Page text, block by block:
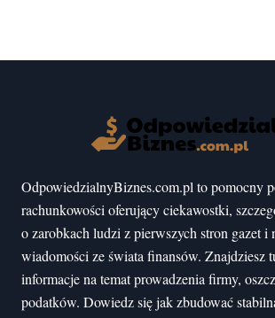
OdpowiedzialnyBiznes.com.pl to pomocny
rachunkowości oferujący ciekawostki,
o zarobkach ludzi z pierwszych stron gazet i
wiadomości ze świata finansów. Znajdziesz
informacje na temat prowadzenia firmy,
podatków. Dowiedz się jak zbudować